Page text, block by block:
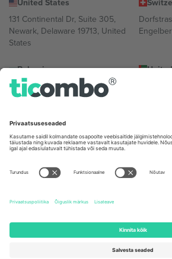
United States
131 Continental Dr, Suite 305,
Newark, Delaware 19713, United
States
Bulgaria
Regus Sofia City West, bul
Totleben 53-55, 1606 Sofia,
UAE
Mexico
Av Chapultepec 360, Roma
Norte, Cuauhtémoc, 06700
Ciudad de México, CDMX,
sündmusest ja/või domeenist. Detailide
sündmuse lehte, impressumit ja tingimusi.,
2026 Ticombo. Kõik õigused kaitstud.